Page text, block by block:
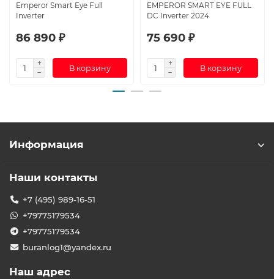
Emperor Smart Eye Full
Inverter
86 890 ₽
В корзину
EMPEROR SMART EYE FULL
DC Inverter 2024
75 690 ₽
В корзину
Информация
Наши контакты
+7 (495) 989-16-51
+79775179534
+79775179534
buranlog1@yandex.ru
Наш адрес